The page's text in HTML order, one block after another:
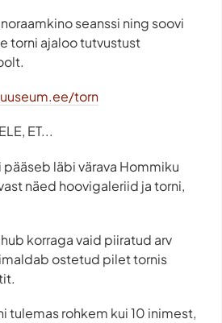
seanssi ning soovi
torni ajaloo tutvustust
torn
ET...
pääseb läbi värava Hommiku
näed hoovigaleriid ja torni,
korraga vaid piiratud arv
ostetud pilet tornis
tulemas rohkem kui 10 inimest,